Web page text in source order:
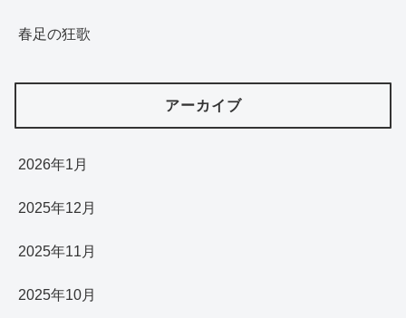
春足の狂歌
アーカイブ
2026年1月
2025年12月
2025年11月
2025年10月